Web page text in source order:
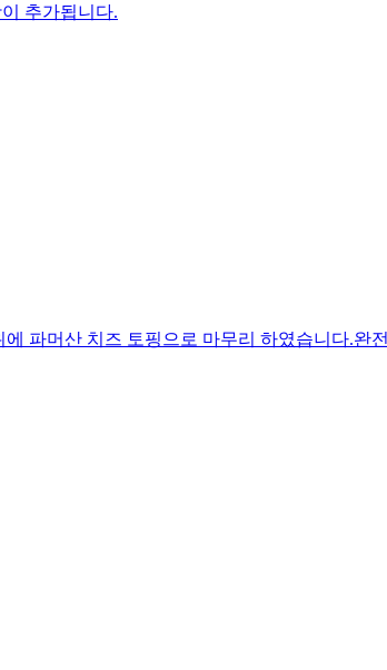
추가됩니다.
파머산 치즈 토핑으로 마무리 하였습니다.완